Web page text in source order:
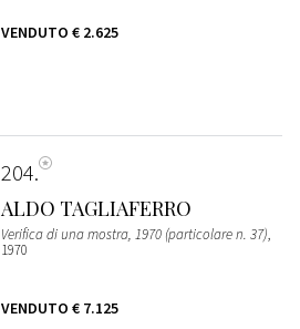
VENDUTO € 2.625
204
ALDO TAGLIAFERRO
Verifica di una mostra, 1970 (particolare n. 37),
1970
VENDUTO € 7.125